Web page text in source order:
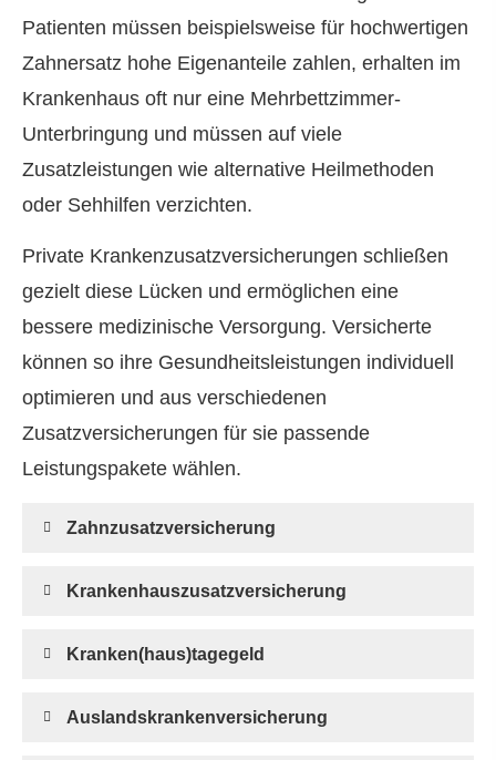
Patienten müssen beispielsweise für hochwertigen
Zahnersatz hohe Eigenanteile zahlen, erhalten im
Krankenhaus oft nur eine Mehrbettzimmer-
Unterbringung und müssen auf viele
Zusatzleistungen wie alternative Heilmethoden
oder Sehhilfen verzichten.
Private Kranken­zusatz­ver­si­che­rungen schließen
gezielt diese Lücken und ermöglichen eine
bessere medizinische Versorgung. Versicherte
können so ihre Gesundheitsleistungen individuell
optimieren und aus verschiedenen
Zusatzversicherungen für sie passende
Leistungspakete wählen.
Zahn­zu­satz­ver­si­che­rung
Krankenhauszusatzversicherung
Kranken(haus)tagegeld
Auslandskrankenversicherung